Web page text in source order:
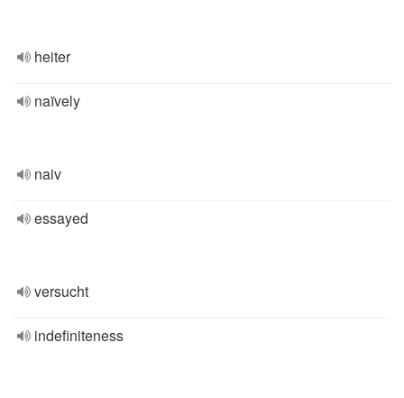
heiter
naïvely
naiv
essayed
versucht
indefiniteness